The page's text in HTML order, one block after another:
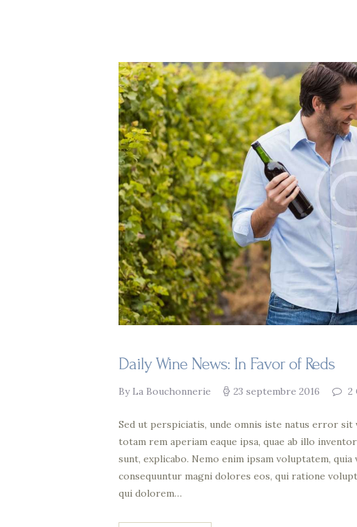
Daily Wine News: In Favor of Reds
By La Bouchonnerie 23 septembre 2016 2
Sed ut perspiciatis, unde omnis iste natus error sit
totam rem aperiam eaque ipsa, quae ab illo
sunt, explicabo. Nemo enim ipsam voluptatem,
consequuntur magni dolores eos, qui ratione
qui dolorem…